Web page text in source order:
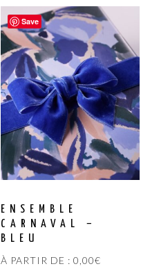
Save
ENSEMBLE
CARNAVAL –
BLEU
À PARTIR DE :0,00€